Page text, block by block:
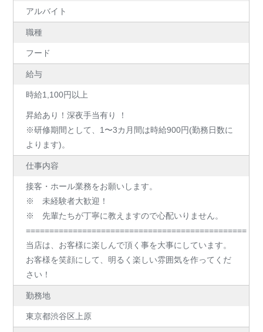
アルバイト
職種
フード
給与
時給1,100円以上
昇給あり！深夜手当有り ！
※研修期間として、1〜3カ月間は時給900円(勤務日数に
よります)。
仕事内容
接客・ホール業務をお願いします。
※ 未経験者大歓迎！
※ 先輩たちが丁寧に教えますので心配いりません。
===============================================
当店は、お客様に楽しんで頂く事を大事にしています。
お客様を笑顔にして、明るく楽しい雰囲気を作ってくだ
さい！
勤務地
東京都渋谷区上原